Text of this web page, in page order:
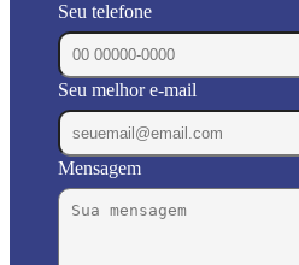
Seu telefone
Seu melhor e-mail
Mensagem